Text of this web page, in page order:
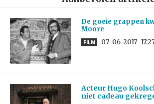
De goeie grappen
Moore
FILM 07-06-2017
Acteur Hugo
niet cadeau